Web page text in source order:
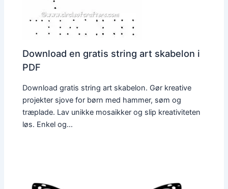
Download en gratis string art skabelon i
PDF
Download gratis string art skabelon. Gør kreative
projekter sjove for børn med hammer, søm og
træplade. Lav unikke mosaikker og slip kreativiteten
løs. Enkel og…